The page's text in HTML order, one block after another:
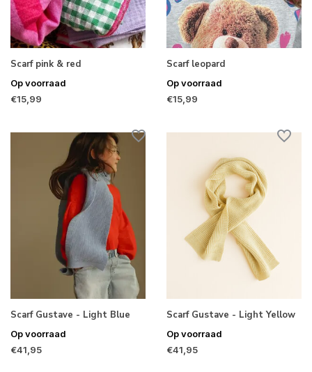
Scarf pink & red
Op voorraad
€15,99
Scarf leopard
Op voorraad
€15,99
Scarf Gustave - Light Blue
Op voorraad
€41,95
Scarf Gustave - Light Yellow
Op voorraad
€41,95